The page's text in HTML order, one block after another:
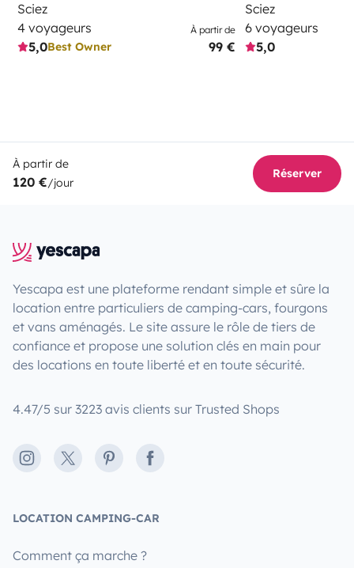
Sciez
4 voyageurs
5,0Best Owner
À partir de
99 €
Sciez
6 voyageurs
5,0
À partir de
120 €/jour
Réserver
Yescapa est une plateforme rendant simple et sûre la
location entre particuliers de camping-cars, fourgons
et vans aménagés. Le site assure le rôle de tiers de
confiance et propose une solution clés en main pour
des locations en toute liberté et en toute sécurité.
4.47/5 sur 3223 avis clients sur Trusted Shops
Instagram
X PinterestFacebook
LOCATION CAMPING-CAR
Comment ça marche ?